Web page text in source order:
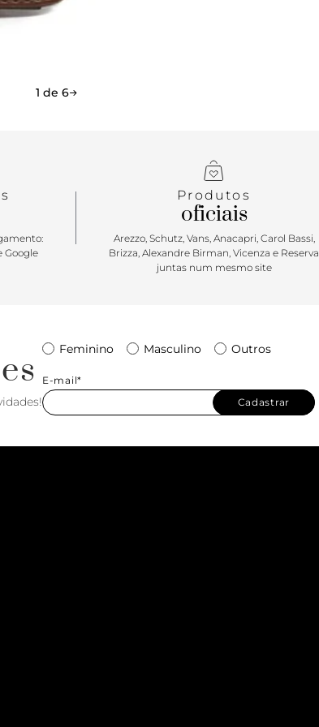
1 de 6
Google
Produtos
oficiais
Arezzo, Schutz, Vans, Anacapri, Carol Bassi,
Brizza, Alexandre Birman, Vicenza e Reserva
juntas num mesmo site
Feminino Masculino Outros
E-mail*
Cadastrar